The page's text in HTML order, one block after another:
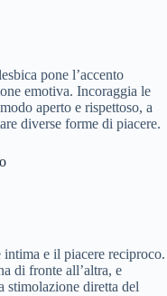
pone l’accento
emotiva. Incoraggia le
aperto e rispettoso, a
diverse forme di piacere.
intima e il piacere reciproco.
di fronte all’altra, e
stimolazione diretta del